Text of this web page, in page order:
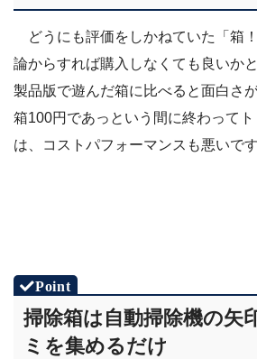
どうにも評価をしかねていた「箱
論からすれば購入しなくても良いか
製品版で遊んだ箱に比べると面白さ
箱100円であっという間に終わって
は、コストパフォーマンスも悪いです
掃除箱は自動掃除機の矢
ミを集めるだけ